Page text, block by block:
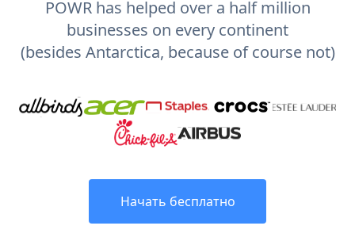
POWR has helped over a half million
businesses on every continent
(besides Antarctica, because of course not)
Начать бесплатно